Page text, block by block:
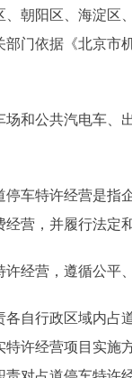
朝阳区、海淀区
门依据《北京市
公共汽电车、出
车特许经营是指
营，并履行法定
经营，遵循公平
各自行政区域内占
特许经营项目实施